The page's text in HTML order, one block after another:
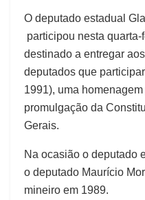
O deputado estadual
participou nesta
destinado a entregar
deputados que
1991), uma
promulgação da
Gerais.
Na ocasião o deputado
o deputado Maurício
mineiro em 1989.